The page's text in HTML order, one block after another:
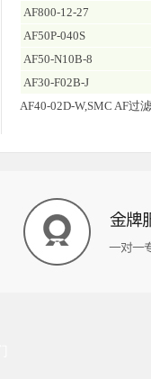
AF800-12-27
AF50P-040S
AF50-N10B-8
AF30-F02B-J
AF40-02D-W,SMC AF过